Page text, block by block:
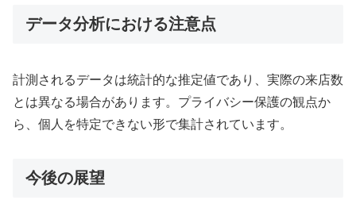
データ分析における注意点
計測されるデータは統計的な推定値であり、実際の来店数
とは異なる場合があります。プライバシー保護の観点か
ら、個人を特定できない形で集計されています。
今後の展望